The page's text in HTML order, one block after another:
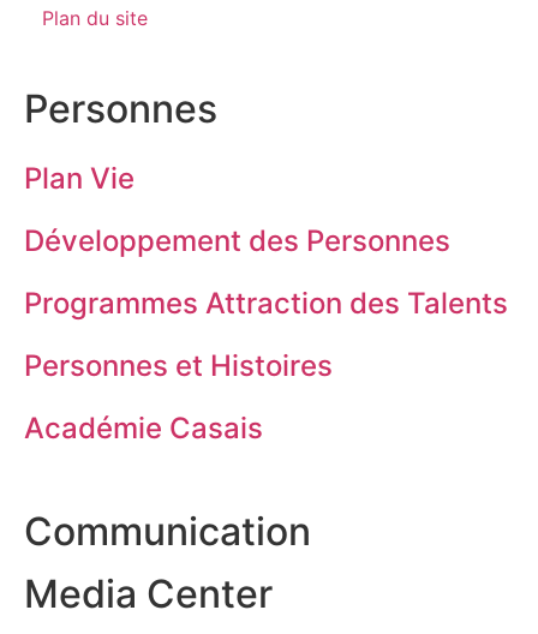
Plan du site
Personnes
Plan Vie
Développement des Personnes
Programmes Attraction des Talents
Personnes et Histoires
Académie Casais
Communication
Media Center